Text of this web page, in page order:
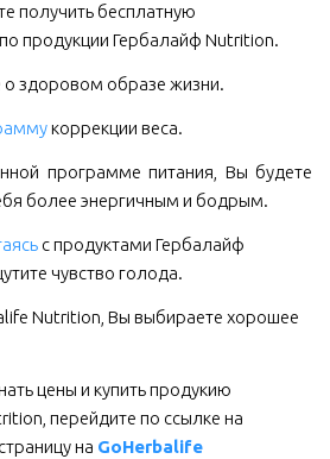
получить бесплатную
продукции Гербалайф Nutrition.
о здоровом образе жизни.
коррекции веса.
программе питания, Вы будете
более энергичным и бодрым.
с продуктами Гербалайф
чувство голода.
Nutrition, Вы выбираете хорошее
цены и купить продукию
перейдите по ссылке на
на GoHerbalife